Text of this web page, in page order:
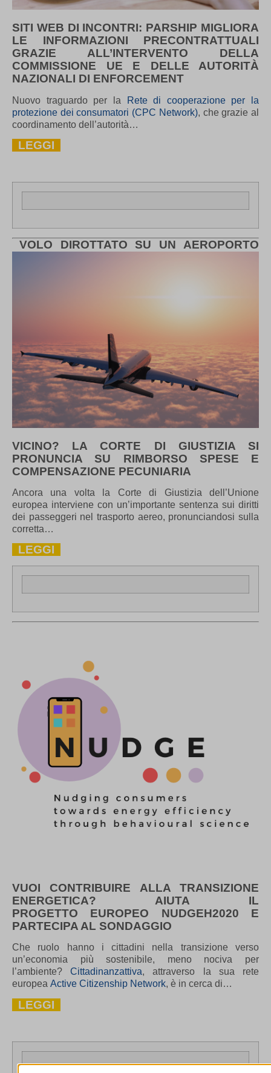
SITI WEB DI INCONTRI: PARSHIP MIGLIORA
LE INFORMAZIONI PRECONTRATTUALI
GRAZIE ALL’INTERVENTO DELLA
COMMISSIONE UE E DELLE AUTORITÀ
NAZIONALI DI ENFORCEMENT
Nuovo traguardo per la
Rete di cooperazione per la
protezione dei consumatori (CPC Network), che grazie al
coordinamento dell’autorità…
LEGGI
VOLO DIROTTATO SU UN AEROPORTO
VICINO? LA CORTE DI GIUSTIZIA SI
PRONUNCIA SU RIMBORSO SPESE E
COMPENSAZIONE PECUNIARIA
Ancora una volta la Corte di Giustizia dell’Unione
europea interviene con un’importante sentenza sui diritti
dei passeggeri nel trasporto aereo, pronunciandosi sulla
corretta…
LEGGI
VUOI CONTRIBUIRE ALLA TRANSIZIONE
ENERGETICA? AIUTA IL
PROGETTO EUROPEO NUDGEH2020 E
PARTECIPA AL SONDAGGIO
Che ruolo hanno i cittadini nella transizione verso
un’economia più sostenibile, meno nociva per
l’ambiente?Cittadinanzattiva, attraverso la sua rete
europea Active Citizenship Network, è in cerca di…
LEGGI